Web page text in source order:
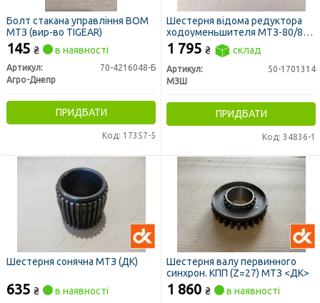
Болт стакана управління ВОМ
МТЗ (вир-во TIGEAR)
145 ₴ в наявності
Артикул:
70-4216048-Б
Агро-Днепр
ПРИДБАТИ
Код: 17357-5
Шестерня відома редуктора
ходоуменьшителя МТЗ-80/82
2-ої ступені Z=37 (вир-во МЗШ)
1 795 ₴ склад
Артикул:
50-1701314
МЗШ
ПРИДБАТИ
Код: 34836-1
Шестерня сонячна МТЗ (ДК)
635 ₴ в наявності
Шестерня валу первинного
синхрон. КПП (Z=27) МТЗ <ДК>
1 860 ₴ в наявності